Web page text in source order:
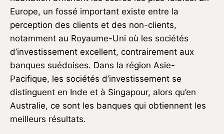
Europe, un fossé important existe entre la
perception des clients et des non-clients,
notamment au Royaume-Uni où les sociétés
d’investissement excellent, contrairement aux
banques suédoises. Dans la région Asie-
Pacifique, les sociétés d’investissement se
distinguent en Inde et à Singapour, alors qu’en
Australie, ce sont les banques qui obtiennent les
meilleurs résultats.